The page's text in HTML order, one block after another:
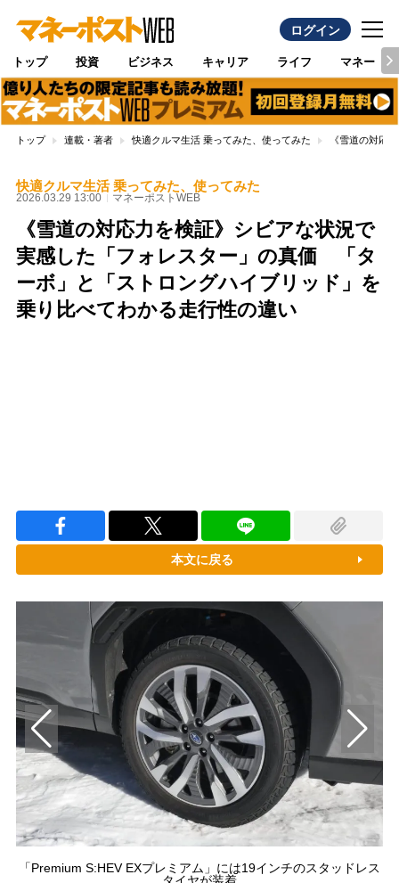
ログイン
トップ 投資 ビジネス キャリア ライフ マネー
トップ 連載・著者 快適クルマ生活 乗ってみた、使ってみた 《雪道の対応
快適クルマ生活 乗ってみた、使ってみた
2026.03.29 13:00 マネーポストWEB
《雪道の対応力を検証》シビアな状況で
実感した「フォレスター」の真価 「タ
ーボ」と「ストロングハイブリッド」を
乗り比べてわかる走行性の違い
本文に戻る
「Premium S:HEV EXプレミアム」には19インチのスタッドレス